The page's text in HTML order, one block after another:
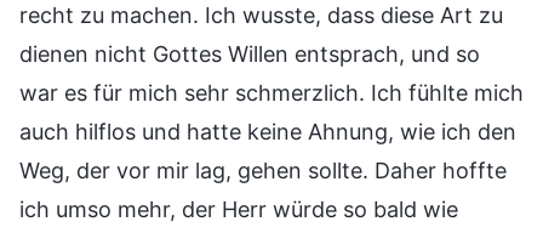
recht zu machen. Ich wusste, dass diese Art zu
dienen nicht Gottes Willen entsprach, und so
war es für mich sehr schmerzlich. Ich fühlte mich
auch hilflos und hatte keine Ahnung, wie ich den
Weg, der vor mir lag, gehen sollte. Daher hoffte
ich umso mehr, der Herr würde so bald wie